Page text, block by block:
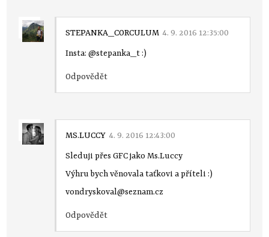
STEPANKA_CORCULUM 4. 9. 2016 12:35:00
Insta: @stepanka_t :)
Odpovědět
MS.LUCCY 4. 9. 2016 12:43:00
Sleduji přes GFC jako Ms.Luccy
Výhru bych věnovala taťkovi a příteli :)
vondryskoval@seznam.cz
Odpovědět